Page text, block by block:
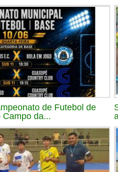
de Futebol de
Campo da...